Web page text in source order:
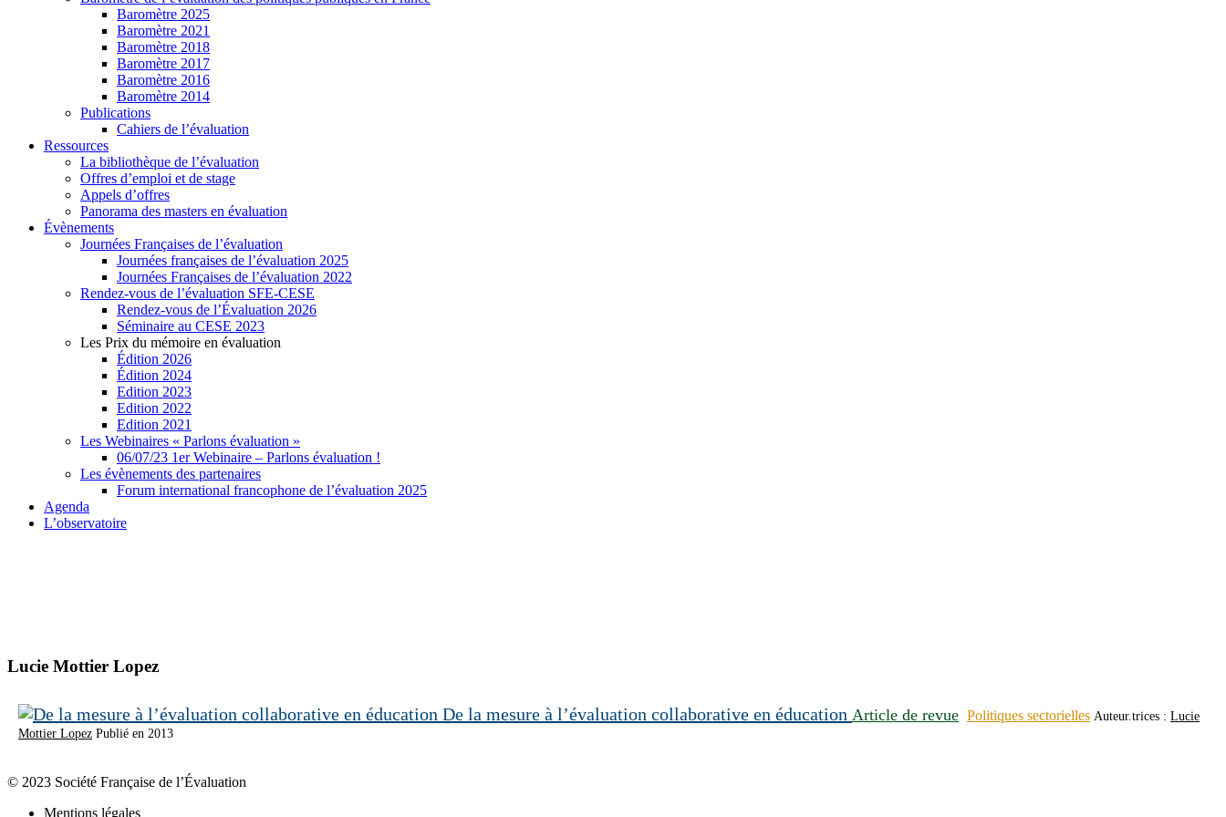
Baromètre 2025
Baromètre 2021
Baromètre 2018
Baromètre 2017
Baromètre 2016
Baromètre 2014
Publications
Cahiers de l’évaluation
Ressources
La bibliothèque de l’évaluation
Offres d’emploi et de stage
Appels d’offres
Panorama des masters en évaluation
Évènements
Journées Françaises de l’évaluation
Journées françaises de l’évaluation 2025
Journées Françaises de l’évaluation 2022
Rendez-vous de l’évaluation SFE-CESE
Rendez-vous de l’Évaluation 2026
Séminaire au CESE 2023
Les Prix du mémoire en évaluation
Édition 2026
Édition 2024
Edition 2023
Edition 2022
Edition 2021
Les Webinaires « Parlons évaluation »
06/07/23 1er Webinaire – Parlons évaluation !
Les évènements des partenaires
Forum international francophone de l’évaluation 2025
Agenda
L’observatoire
Lucie Mottier Lopez
De la mesure à l’évaluation collaborative en éducation Article de revue Politiques sectorielles Auteur.trices : Lucie
Mottier Lopez Publié en 2013
© 2023 Société Française de l’Évaluation
Mentions légales